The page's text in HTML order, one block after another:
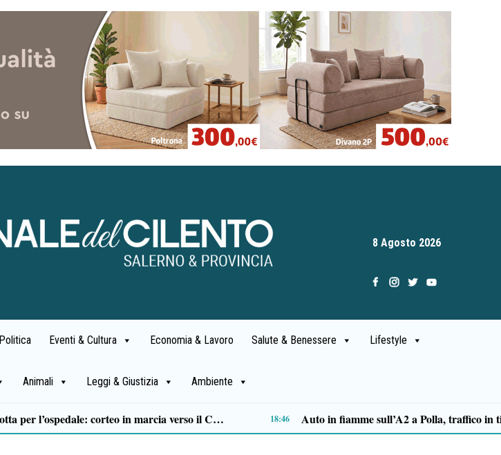
8 Agosto 2026
Politica Eventi & Cultura Economia & Lavoro Salute & Benessere Lifestyle
Animali Leggi & Giustizia Ambiente
15:49 Emergenza cinghiali, assessora Serluca: «Subito tavolo tecnico permanente della Regione» 15:46